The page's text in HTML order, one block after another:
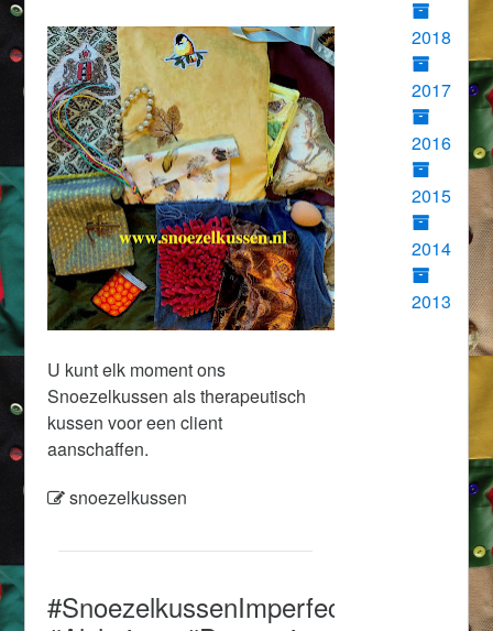
U kunt elk moment ons
Snoezelkussen als therapeutisch
kussen voor een client
aanschaffen.
snoezelkussen
#SnoezelkussenImperfectie
2018
2017
2016
2015
2014
2013